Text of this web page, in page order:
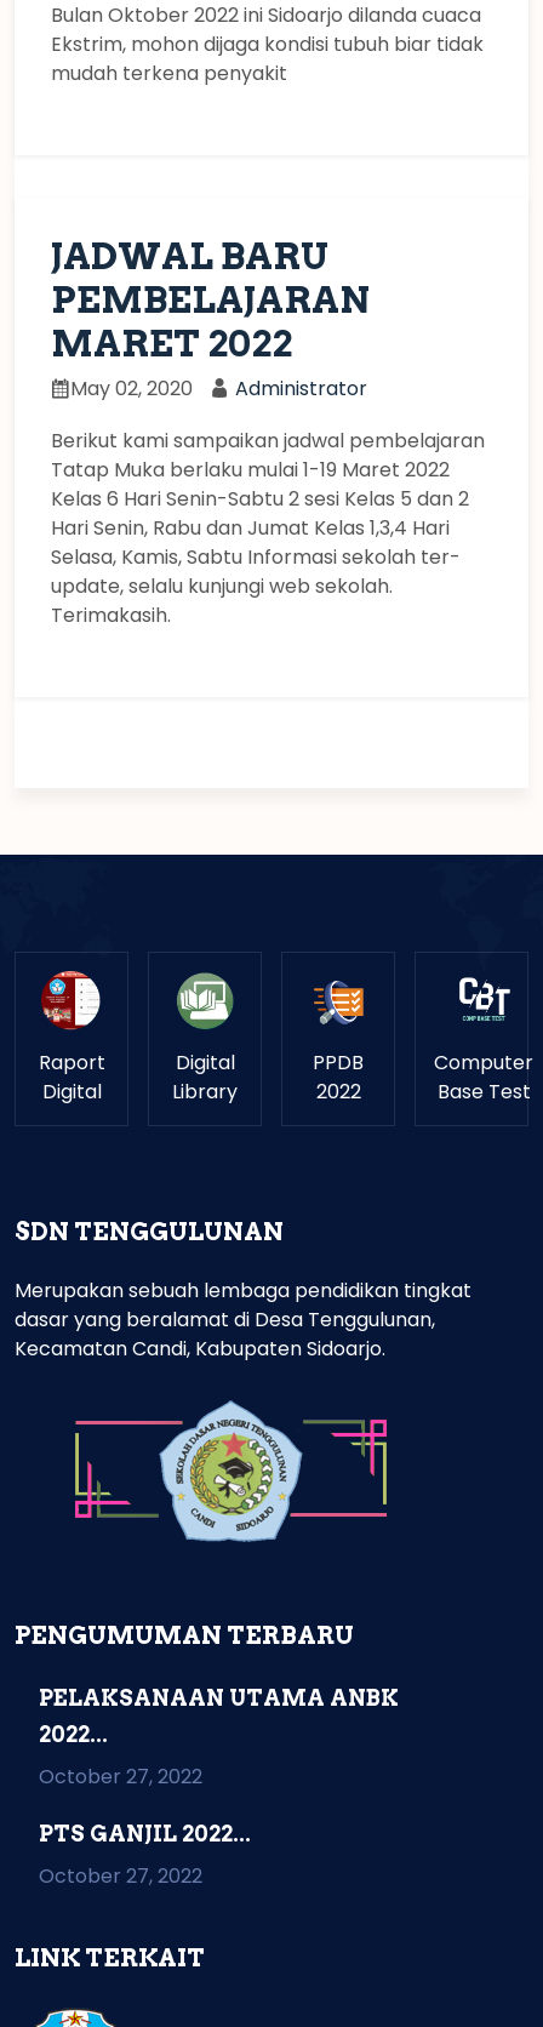
Bulan Oktober 2022 ini Sidoarjo dilanda cuaca
Ekstrim, mohon dijaga kondisi tubuh biar tidak
mudah terkena penyakit
JADWAL BARU
PEMBELAJARAN
MARET 2022
May 02, 2020
Administrator
Berikut kami sampaikan jadwal pembelajaran
Tatap Muka berlaku mulai 1-19 Maret 2022
Kelas 6 Hari Senin-Sabtu 2 sesi Kelas 5 dan 2
Hari Senin, Rabu dan Jumat Kelas 1,3,4 Hari
Selasa, Kamis, Sabtu Informasi sekolah ter-
update, selalu kunjungi web sekolah.
Terimakasih.
Raport
Digital
Digital
Library
PPDB
2022
Computer
Base Test
SDN TENGGULUNAN
Merupakan sebuah lembaga pendidikan tingkat
dasar yang beralamat di Desa Tenggulunan,
Kecamatan Candi, Kabupaten Sidoarjo.
PENGUMUMAN TERBARU
PELAKSANAAN UTAMA ANBK
2022...
October 27, 2022
PTS GANJIL 2022...
October 27, 2022
LINK TERKAIT